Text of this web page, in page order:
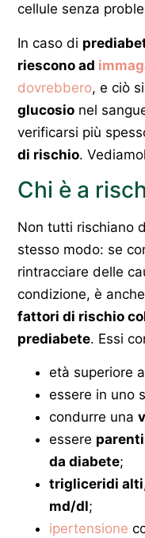
cellule senza
In caso di
riescono ad
dovrebbero, e ciò
glucosio nel
verificarsi più
di rischio.
Chi è a
Non tutti rischiano
stesso modo: se
rintracciare delle
condizione, è
fattori di rischio
prediabete. Essi
età superiore
essere in uno
condurre una
essere parenti
da diabete;
trigliceridi alti
md/dl;
ipertensione